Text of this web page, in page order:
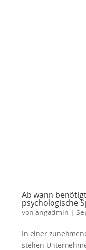
Ab wann
psychologische
von angadmin |
In einer
stehen